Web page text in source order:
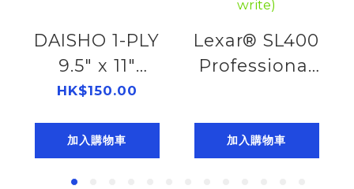
DAISHO 1-PLY
9.5" x 11"
PLAIN FORM
402920910
HK$150.00
加入購物車
Lexar® SL400
Professional
便攜固態硬碟
加入購物車